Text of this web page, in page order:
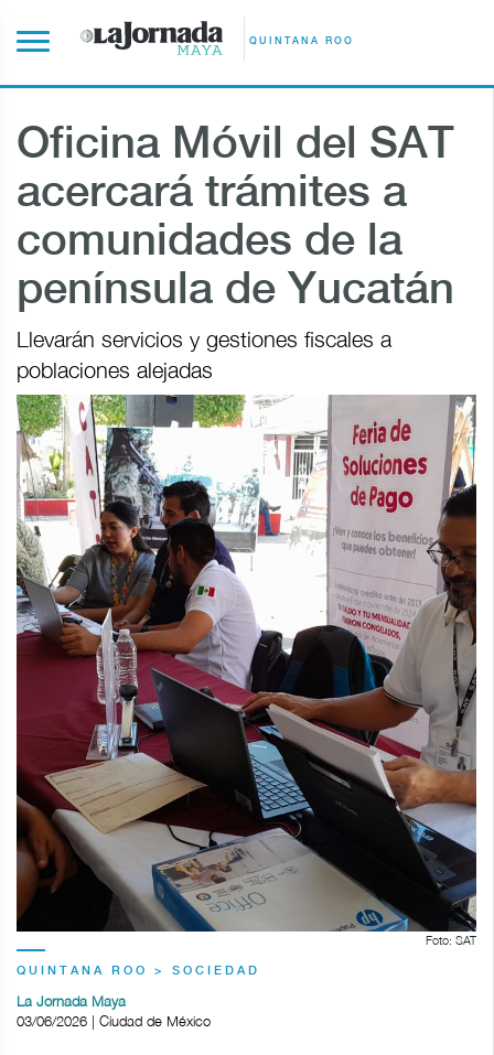
QUINTANA ROO
Oficina Móvil del SAT
acercará trámites a
comunidades de la
península de Yucatán
Llevarán servicios y gestiones fiscales a
poblaciones alejadas
Foto: SAT
QUINTANA ROO > SOCIEDAD
La Jornada Maya
03/06/2026 | Ciudad de México